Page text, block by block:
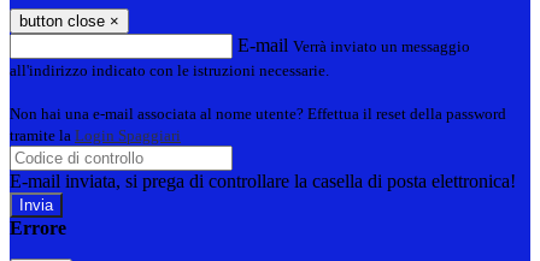
button close ×
E-mail Verrà inviato un messaggio
all'indirizzo indicato con le istruzioni necessarie.
Non hai una e-mail associata al nome utente? Effettua il reset della password
tramite la Login Spaggiari
E-mail inviata, si prega di controllare la casella di posta elettronica!
Errore